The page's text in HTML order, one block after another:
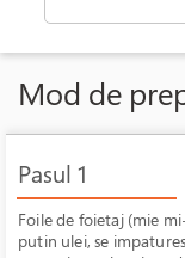
Mod de
Pasul 1
Foile de foietaj (mie
putin ulei, se